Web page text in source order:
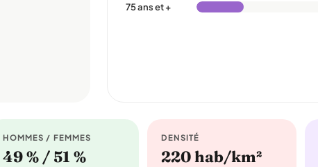
75 ans et +
HOMMES / FEMMES
49 % / 51 %
DENSITÉ
220 hab/km²